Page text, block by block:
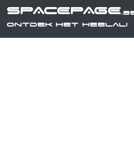
SPACEPAGE
Ontdek het heelal!